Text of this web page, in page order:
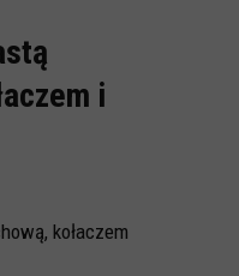
i
kołaczem